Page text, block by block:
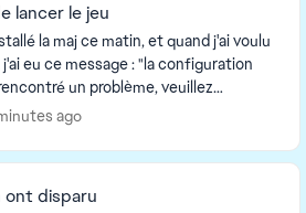
lancer le jeu
j'ai eu ce message : "la configuration
un problème, veuillez
réinstaller votre jeu". Je joue av...
ago
ont disparu